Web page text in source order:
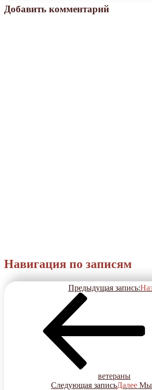
Добавить комментарий
Навигация по записям
Предыдущая запись:
ветераны
Следующая записьДалее Мы